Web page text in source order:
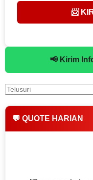
📨
📢 Kirim
💬 QUOTE HARIAN